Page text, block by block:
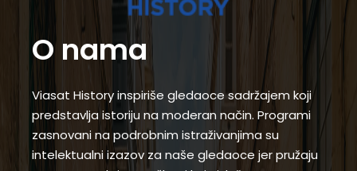
O nama
Viasat History inspiriše gledaoce sadržajem koji
predstavlja istoriju na moderan način. Programi
zasnovani na podrobnim istraživanjima su
intelektualni izazov za naše gledaoce jer pružaju